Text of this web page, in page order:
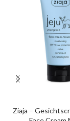
Ziaja –